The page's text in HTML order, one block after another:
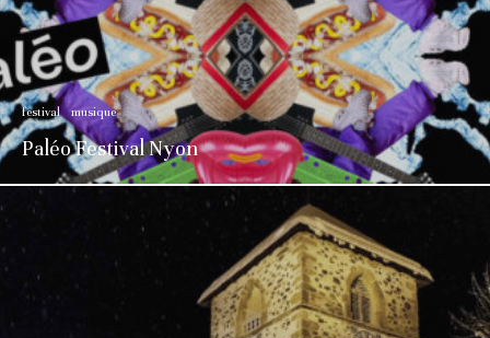
festival musique
Paléo Festival Nyon